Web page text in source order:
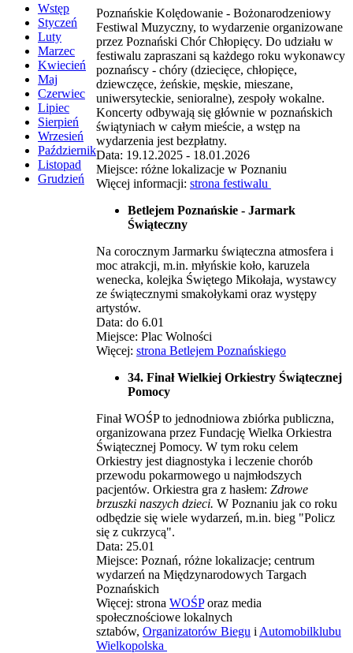
Wstęp
Styczeń
Luty
Marzec
Kwiecień
Maj
Czerwiec
Lipiec
Sierpień
Wrzesień
Październik
Listopad
Grudzień
Poznańskie Kolędowanie - Bożonarodzeniowy
Festiwal Muzyczny, to wydarzenie organizowane
przez Poznański Chór Chłopięcy. Do udziału w
festiwalu zapraszani są każdego roku wykonawcy
poznańscy - chóry (dziecięce, chłopięce,
dziewczęce, żeńskie, męskie, mieszane,
uniwersyteckie, senioralne), zespoły wokalne.
Koncerty odbywają się głównie w poznańskich
świątyniach w całym mieście, a wstęp na
wydarzenia jest bezpłatny.
Data: 19.12.2025 - 18.01.2026
Miejsce: różne lokalizacje w Poznaniu
Więcej informacji: strona festiwalu
Betlejem Poznańskie - Jarmark
Świąteczny
Na corocznym Jarmarku świąteczna atmosfera i
moc atrakcji, m.in. młyńskie koło, karuzela
wenecka, kolejka Świętego Mikołaja, wystawcy
ze świątecznymi smakołykami oraz występy
artystów.
Data: do 6.01
Miejsce: Plac Wolności
Więcej: strona Betlejem Poznańskiego
34. Finał Wielkiej Orkiestry Świątecznej
Pomocy
Finał WOŚP to jednodniowa zbiórka publiczna,
organizowana przez Fundację Wielka Orkiestra
Świątecznej Pomocy. W tym roku celem
Orkiestry jest diagnostyka i leczenie chorób
przewodu pokarmowego u najmłodszych
pacjentów. Orkiestra gra z hasłem: Zdrowe
brzuszki naszych dzieci. W Poznaniu jak co roku
odbędzie się wiele wydarzeń, m.in. bieg "Policz
się z cukrzycą".
Data: 25.01
Miejsce: Poznań, różne lokalizacje; centrum
wydarzeń na Międzynarodowych Targach
Poznańskich
Więcej: strona WOŚPoraz media
społecznościowe lokalnych
sztabów, Organizatorów Biegu i Automobilklubu
Wielkopolska